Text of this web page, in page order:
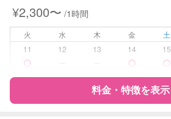
対応可能/特徴
早朝対応
夜間対応
お泊まり保育
¥2,300〜 /1時間
火 水 木 金 土
11
12 13 14 15
料金・特徴を表示